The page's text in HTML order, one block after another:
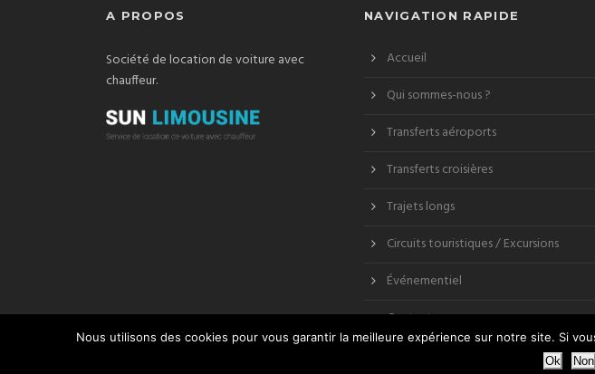
A PROPOS
Société de location de voiture avec
chauffeur.
NAVIGATION RAPIDE
Accueil
Qui sommes-nous ?
Transferts aéroports
Transferts croisières
Trajets longs
Circuits touristiques / Excursions
Événementiel
Contact
Nous utilisons des cookies pour vous garantir la meilleure expérience sur notre site. Si
Ok Non